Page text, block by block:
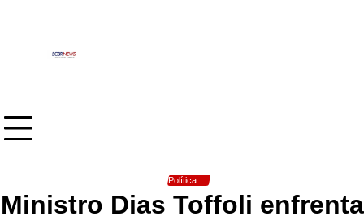
Política
Ministro Dias Toffoli enfrenta